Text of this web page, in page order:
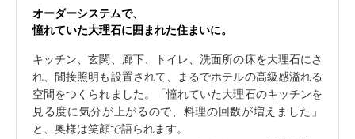
オーダーシステムで、
憧れていた大理石に囲まれた住まいに。
キッチン、玄関、廊下、トイレ、洗面所の床を大理石にさ
れ、間接照明も設置されて、まるでホテルの高級感溢れる
空間をつくられました。「憧れていた大理石のキッチンを
見る度に気分が上がるので、料理の回数が増えました」
と、奥様は笑顔で語られます。